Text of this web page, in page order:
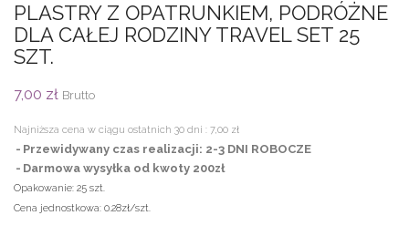
PLASTRY Z OPATRUNKIEM, PODRÓŻNE
DLA CAŁEJ RODZINY TRAVEL SET 25
SZT.
7,00 zł Brutto
Najniższa cena w ciągu ostatnich 30 dni : 7,00 zł
Przewidywany czas realizacji: 2-3 DNI ROBOCZE
Darmowa wysyłka od kwoty 200zł
Opakowanie: 25 szt.
Cena jednostkowa: 0.28zł/szt.